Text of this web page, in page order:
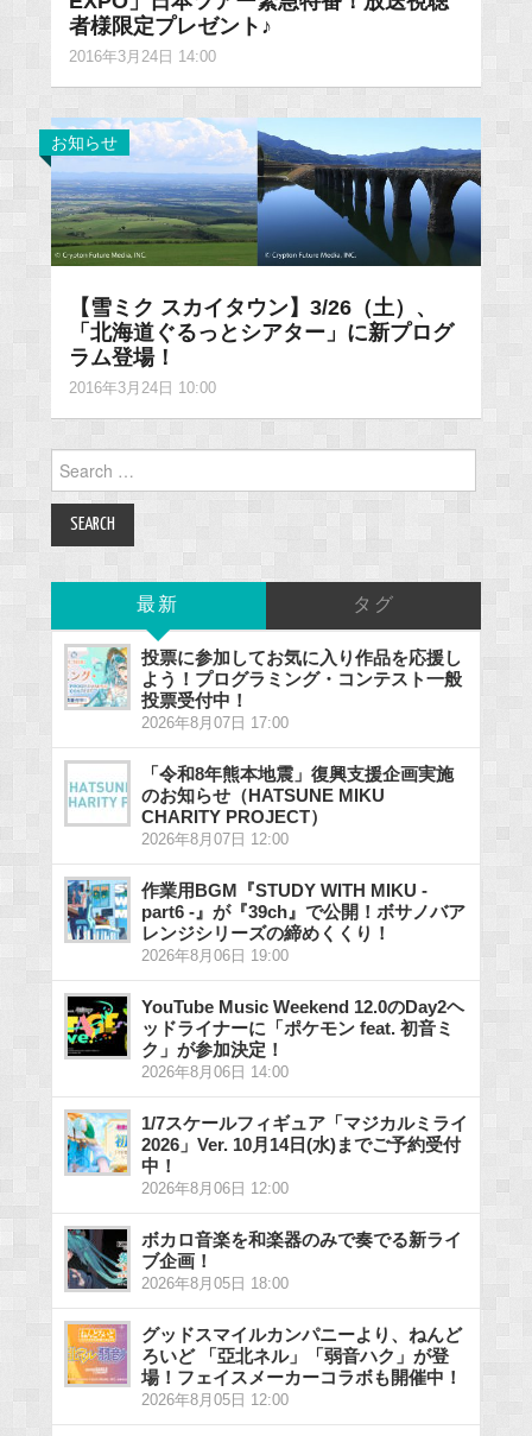
者様限定プレゼント♪
2016年3月24日 14:00
お知らせ
【雪ミク スカイタウン】3/26（土）、
「北海道ぐるっとシアター」に新プログ
ラム登場！
2016年3月24日 10:00
for:
最新 タグ
投票に参加してお気に入り作品を応援し
よう！プログラミング・コンテスト一般
投票受付中！
2026年8月07日 17:00
「令和8年熊本地震」復興支援企画実施
のお知らせ（HATSUNE MIKU
CHARITY PROJECT）
2026年8月07日 12:00
作業用BGM『STUDY WITH MIKU -
part6 -』が『39ch』で公開！ボサノバア
レンジシリーズの締めくくり！
2026年8月06日 19:00
YouTube Music Weekend 12.0のDay2ヘ
ッドライナーに「ポケモン feat. 初音ミ
ク」が参加決定！
2026年8月06日 14:00
1/7スケールフィギュア「マジカルミライ
2026」Ver. 10月14日(水)までご予約受付
中！
2026年8月06日 12:00
ボカロ音楽を和楽器のみで奏でる新ライ
ブ企画！
2026年8月05日 18:00
グッドスマイルカンパニーより、ねんど
ろいど 「亞北ネル」「弱音ハク」が登
場！フェイスメーカーコラボも開催中！
2026年8月05日 12:00